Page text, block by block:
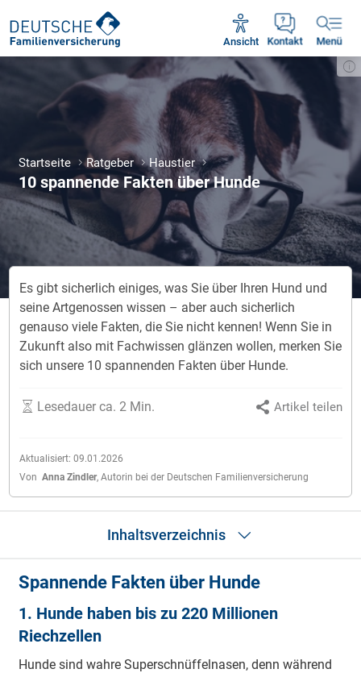
Kontakt
Ansicht Menü
Mo - Fr 09:00 - 18:30 Uhr
Startseite Ratgeber Haustier
10 spannende Fakten über Hunde
Es gibt sicherlich einiges, was Sie über Ihren Hund und
seine Artgenossen wissen – aber auch sicherlich
genauso viele Fakten, die Sie nicht kennen! Wenn Sie in
Zukunft also mit Fachwissen glänzen wollen, merken Sie
sich unsere 10 spannenden Fakten über Hunde.
Aktualisiert: 09.01.2026
Von Anna Zindler, Autorin bei der Deutschen Familienversicherung
Lesedauer ca. 2 Min. Artikel teilen
Inhaltsverzeichnis
Fakten
Spannende Fakten über Hunde
1. Hunde haben bis zu 220 Millionen
Riechzellen
Hunde sind wahre Superschnüffelnasen, denn während